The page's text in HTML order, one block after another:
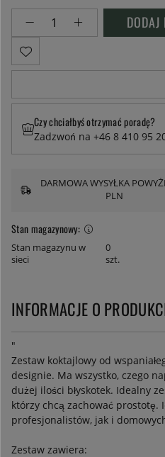
Stan magazynowy:
Stan magazynu w
sieci
0
szt.
Czy chciałbyś otrzymać poradę?
Zadzwoń na +46 8 410 95
DARMOWA WYSYŁKA
PLN
INFORMACJE O
"
Zestaw koktajlowy od
designie. Ma wszystko, czego
dużej ilości błyskotek. Idealny
którzy chcą zachować prostotę.
profesjonalistów, jak i
Zestaw zawiera: